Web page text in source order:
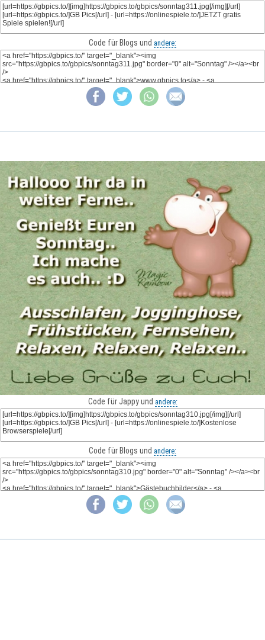
Code für Blogs und andere:
Code für Jappy und andere:
Code für Blogs und andere: